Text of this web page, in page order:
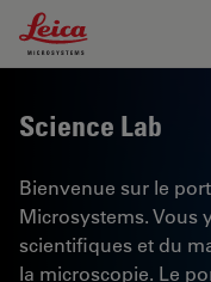
Leica Microsystems
Science Lab
Bienvenue sur le
Microsystems. Vous
scientifiques et du
la microscopie. Le